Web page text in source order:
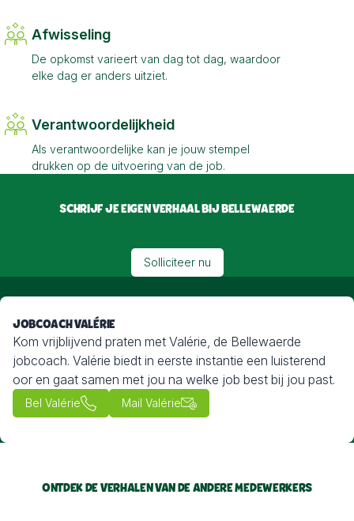
Afwisseling
De opkomst varieert van dag tot dag, waardoor
elke dag er anders uitziet.
Verantwoordelijkheid
Als verantwoordelijke kan je jouw stempel
drukken op de uitvoering van de job.
SCHRIJF JE EIGEN VERHAAL BIJ BELLEWAERDE
Solliciteer nu
JOBCOACH VALÉRIE
Kom vrijblijvend praten met Valérie, de Bellewaerde
jobcoach. Valérie biedt in eerste instantie een luisterend
oor en gaat samen met jou na welke job best bij jou past.
Bel Valérie Mail Valérie
ONTDEK DE VERHALEN VAN DE ANDERE MEDEWERKERS